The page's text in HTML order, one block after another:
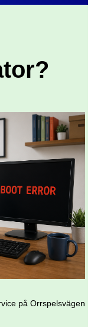
på Orrspelsvägen